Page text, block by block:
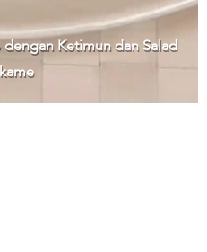
Ketimun dan Salad